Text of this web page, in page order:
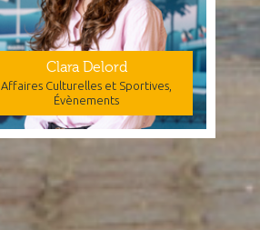
Clara Delord
Affaires Culturelles et Sportives,
Évènements